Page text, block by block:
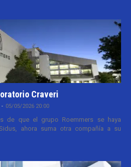
Craveri
- 05/05/2026 20:00
de que el grupo Roemmers se haya
ahora suma otra compañía a su